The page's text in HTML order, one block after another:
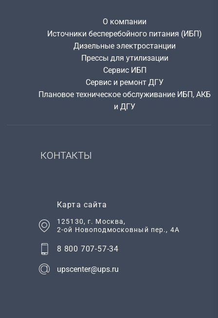
О компании
Источники бесперебойного питания (ИБП)
Дизельные электростанции
Прессы для утилизации
Сервис ИБП
Сервис и ремонт ДГУ
Плановое техническое обслуживание ИБП, АКБ
и ДГУ
КОНТАКТЫ
Карта сайта
125130, г. Москва,
2-ой Новоподмосковный пер., 4А
8 800 707-57-34
upscenter@ups.ru